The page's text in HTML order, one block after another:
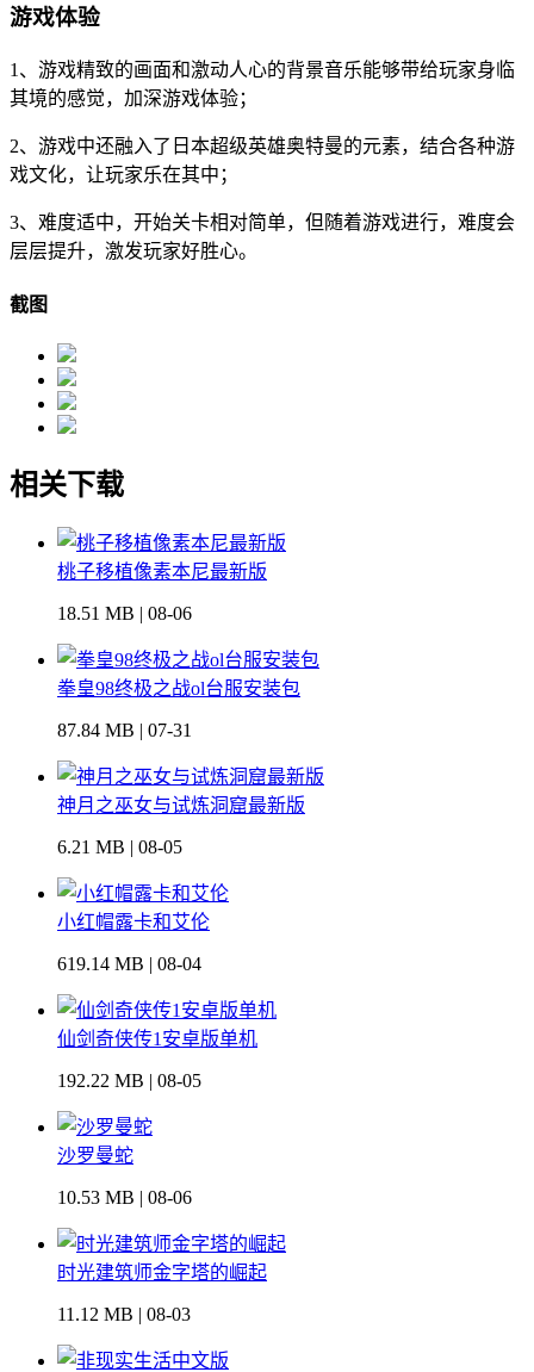
游戏体验
1、游戏精致的画面和激动人心的背景音乐能够带给玩家身临
其境的感觉，加深游戏体验；
2、游戏中还融入了日本超级英雄奥特曼的元素，结合各种游
戏文化，让玩家乐在其中；
3、难度适中，开始关卡相对简单，但随着游戏进行，难度会
层层提升，激发玩家好胜心。
截图
相关下载
桃子移植像素本尼最新版
18.51 MB | 08-06
拳皇98终极之战ol台服安装包
87.84 MB | 07-31
神月之巫女与试炼洞窟最新版
6.21 MB | 08-05
小红帽露卡和艾伦
619.14 MB | 08-04
仙剑奇侠传1安卓版单机
192.22 MB | 08-05
沙罗曼蛇
10.53 MB | 08-06
时光建筑师金字塔的崛起
11.12 MB | 08-03